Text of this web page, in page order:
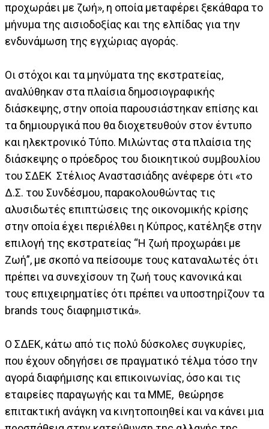
προχωράει με ζωή», η οποία μεταφέρει ξεκάθαρα το
μήνυμα της αισιοδοξίας και της ελπίδας για την
ενδυνάμωση της εγχώριας αγοράς.
Οι στόχοι και τα μηνύματα της εκστρατείας,
αναλύθηκαν στα πλαίσια δημοσιογραφικής
διάσκεψης, στην οποία παρουσιάστηκαν επίσης και
τα δημιουργικά που θα διοχετευθούν στον έντυπο
και ηλεκτρονικό Τύπο. Μιλώντας στα πλαίσια της
διάσκεψης ο πρόεδρος του διοικητικού συμβουλίου
του ΣΔΕΚ Στέλιος Αναστασιάδης ανέφερε ότι «το
Δ.Σ. του Συνδέσμου, παρακολουθώντας τις
αλυσιδωτές επιπτώσεις της οικονομικής κρίσης
στην οποία έχει περιέλθει η Κύπρος, κατέληξε στην
επιλογή της εκστρατείας “Η ζωή προχωράει με
Ζωή”, με σκοπό να πείσουμε τους καταναλωτές ότι
πρέπει να συνεχίσουν τη ζωή τους κανονικά και
τους επιχειρηματίες ότι πρέπει να υποστηρίζουν τα
brands τους διαφημιστικά».
Ο ΣΔΕΚ, κάτω από τις πολύ δύσκολες συγκυρίες,
που έχουν οδηγήσει σε πραγματικό τέλμα τόσο την
αγορά διαφήμισης και επικοινωνίας, όσο και τις
εταιρείες παραγωγής και τα ΜΜΕ, θεώρησε
επιτακτική ανάγκη να κινητοποιηθεί και να κάνει μια